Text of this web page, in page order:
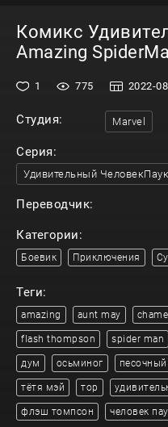
Комикс
Amazing
1 775 2022-
Студия: Marvel
Серия:
Удивительный
Переводчик:
Категории:
Боевик Приключения
Теги:
amazing aunt may
flash thompson spider man
дум осьминог
тётя мэй тор
флэш томпсон человек